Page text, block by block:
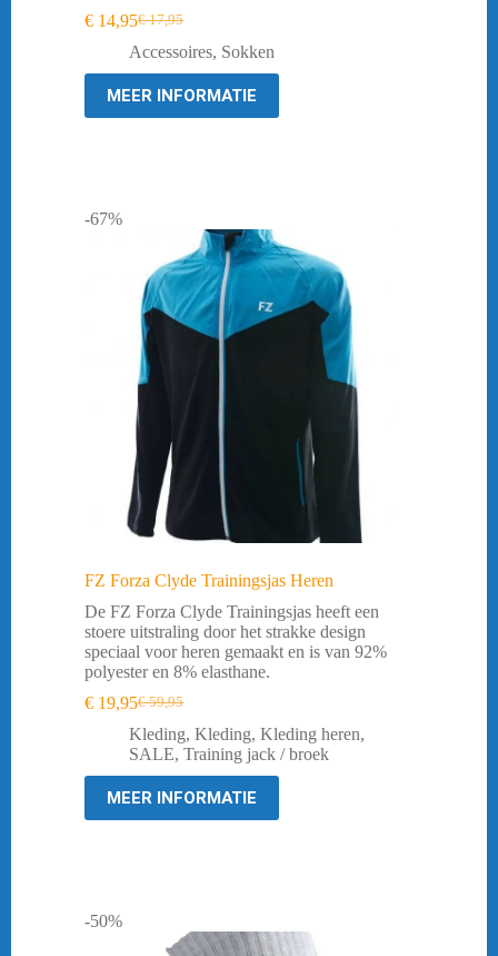
€17,95
Oorspronkelijke
prijs
€ 17,95.
€ 14,95Huidige
prijs
€ 14,95.
Accessoires, Sokken
MEER INFORMATIE
-67%
FZ Forza Clyde Trainingsjas Heren
De FZ Forza Clyde Trainingsjas heeft een
stoere uitstraling door het strakke design
speciaal voor heren gemaakt en is van 92%
polyester en 8% elasthane.
€59,95
Oorspronkelijke
prijs
was:
€ 19,95Huidige
prijs
is:
Kleding, Kleding, Kleding heren,
SALE, Training jack / broek
MEER INFORMATIE
-50%